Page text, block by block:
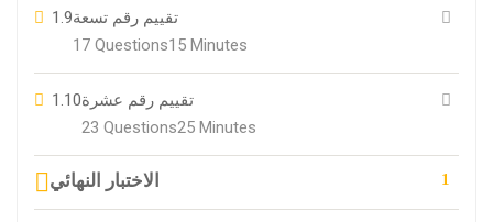
1.9تقييم رقم تسعة
15 Minutes
17 Questions
1.10تقييم رقم عشرة
25 Minutes
23 Questions
الاختبار النهائي 1